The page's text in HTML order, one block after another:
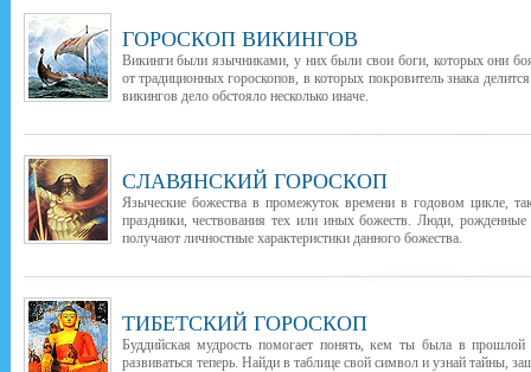
ГОРОСКОП ВИКИНГОВ
Викинги были язычниками, у них были свои боги, которых они
от традиционных гороскопов, в которых покровитель знака
викингов дело обстояло несколько иначе.
СЛАВЯНСКИЙ ГОРОСКОП
Языческие божества в промежуток времени в годовом цикле,
праздники, чествования тех или иных божеств. Люди,
получают личностные характеристики данного божества.
ТИБЕТСКИЙ ГОРОСКОП
Буддийская мудрость помогает понять, кем ты была в
развиваться теперь. Найди в таблице свой символ и узнай тайны,